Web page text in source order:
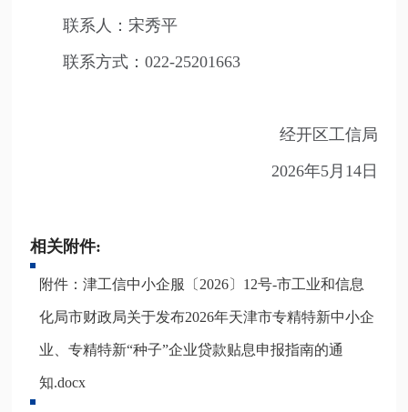
联系人：宋秀平
联系方式：022-25201663
经开区工信局
2026年5月14日
相关附件:
附件：津工信中小企服〔2026〕12号-市工业和信息
化局市财政局关于发布2026年天津市专精特新中小企
业、专精特新“种子”企业贷款贴息申报指南的通
知.docx